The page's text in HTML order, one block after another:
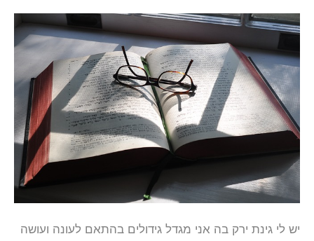
יש לי גינת ירק בה אני מגדל גידולים בהתאם לעונה ועושה